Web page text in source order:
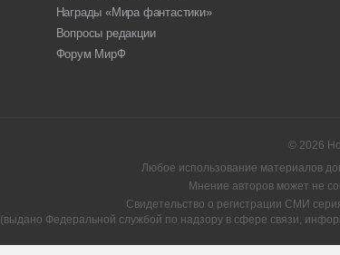
Награды «Мира фантастики»
Вопросы редакции
Форум МирФ
© 2026
Любое использование материалов
Мнение авторов может не
Свидетельство о регистрации СМИ
(выдано Федеральной службой по надзору в сфере связи,